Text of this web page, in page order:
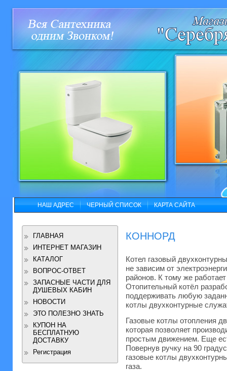
НАШ АДРЕС ЧЕРНЫЙ СПИСОК КАРТА САЙТА
ГЛАВНАЯ
ИНТЕРНЕТ МАГАЗИН
КАТАЛОГ
ВОПРОС-ОТВЕТ
ЗАПАСНЫЕ ЧАСТИ ДЛЯ
ДУШЕВЫХ КАБИН
НОВОСТИ
ЭТО ПОЛЕЗНО ЗНАТЬ
КУПОН НА
БЕСПЛАТНУЮ
ДОСТАВКУ
Регистрация
КОННОРД
Котел газовый
не зависим от
районов. К тому же
Отопительный котёл
поддерживать любую
котлы двухконтурные
Газовые котлы отопления
которая позволяет
простым движением. Еще
Повернув ручку на 90
газовые котлы
газа.